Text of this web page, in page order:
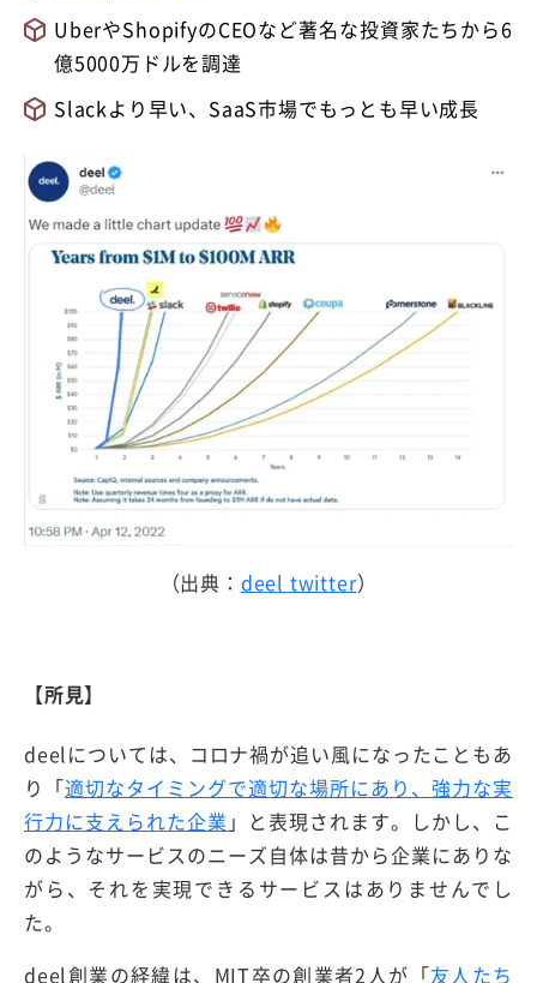
UberやShopifyのCEOなど著名な投資家たちから6
億5000万ドルを調達
Slackより早い、SaaS市場でもっとも早い成長
（出典： deel twitter）
【所見】
deelについては、コロナ禍が追い風になったこともあ
り「適切なタイミングで適切な場所にあり、強力な実
行力に支えられた企業 」と表現されます。しかし、こ
のようなサービスのニーズ自体は昔から企業にありな
がら、それを実現できるサービスはありませんでし
た。
deel創業の経緯は、MIT卒の創業者2人が「友人たち